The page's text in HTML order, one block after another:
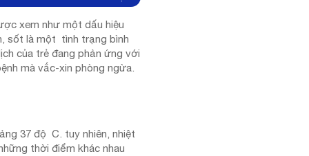
xem như một dấu hiệu
sốt là một tình trạng bình
của trẻ đang phản ứng với
mà vắc-xin phòng ngừa.
37 độ C. tuy nhiên, nhiệt
thời điểm khác nhau